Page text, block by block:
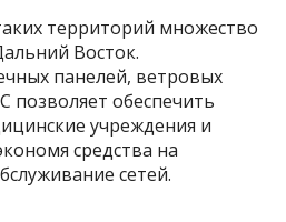
территорий множество
Восток.
панелей, ветровых
позволяет обеспечить
учреждения и
средства на
сетей.